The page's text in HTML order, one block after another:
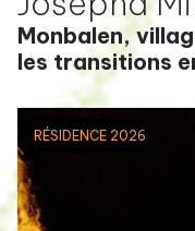
Monbalen,
les transitions
RÉSIDENCE 2026